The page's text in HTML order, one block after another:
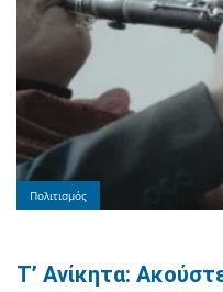
Πολιτισμός
Τ’ Ανίκητα: